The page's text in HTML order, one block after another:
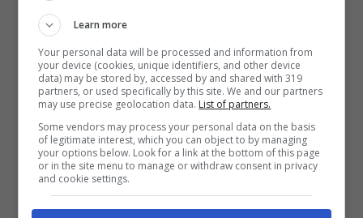
saranno
Festival
nella tradizionale serata dei duetti,
che si tiene da sempre il venerdì, nella
quarta serata delle cinque in totale. Circola
forte il nome diElodie, che dovrebbe
esibirsi assieme all’amica Annalisa, la
quale sarà in gara.
Learn more
Your personal data will be processed and information from
your device (cookies, unique identifiers, and other device
data) may be stored by, accessed by and shared with 319
partners, or used specifically by this site. We and our partners
may use precise geolocation data. List of partners.
Some vendors may process your personal data on the basis
of legitimate interest, which you can object to by managing
your options below. Look for a link at the bottom of this page
or in the site menu to manage or withdraw consent in privacy
and cookie settings.